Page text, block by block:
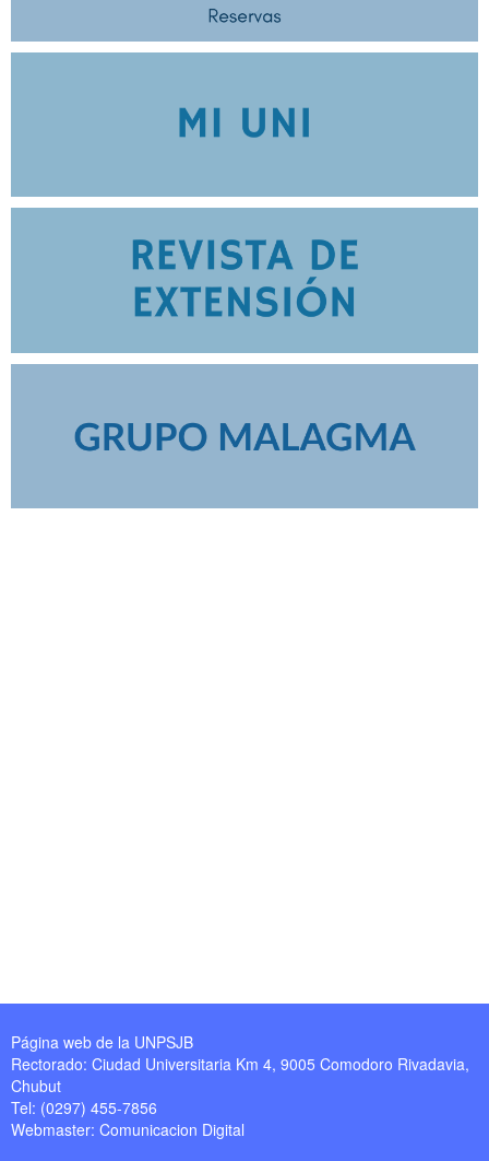
Página web de la UNPSJB
Rectorado: Ciudad Universitaria Km 4, 9005 Comodoro Rivadavia,
Chubut
Tel: (0297) 455-7856
Webmaster: Comunicacion Digital